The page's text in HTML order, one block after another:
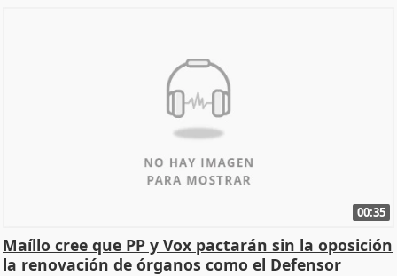
00:35
Maíllo cree que PP y Vox pactarán sin la oposición
la renovación de órganos como el Defensor